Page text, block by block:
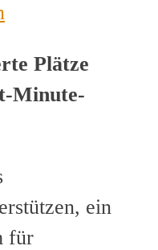
Plätze
Minute-
ein
für